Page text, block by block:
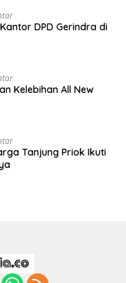
DPD Gerindra di
Kelebihan All New
Tanjung Priok Ikuti